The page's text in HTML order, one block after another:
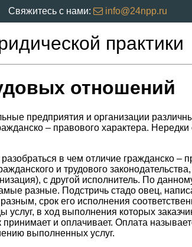
Свяжитесь с нами: info@24npp.ru
практики
отношений
предприятия и организации
– правового характера.
в чем отличие гражданско –
и трудового
с другой исполнитель. По
разные. Подстричь стадо овец,
срок его исполнения
в ход выполнения которых
принимает и оплачивает. Оплата
выполненных услуг.